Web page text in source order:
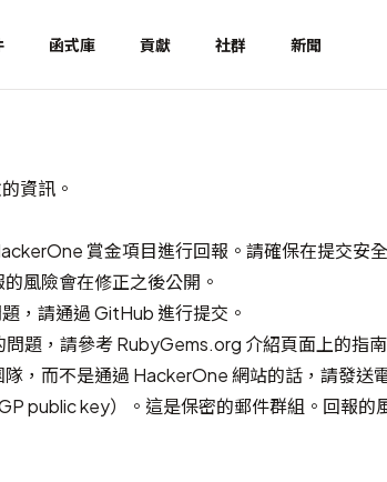
函式庫 貢獻 社群 新聞
資訊。
賞金項目進行回報。請確保在提交安
風險會在修正之後公開。
，請通過GitHub 進行提交。
問題，請參考RubyGems.org 介紹頁面 上的指
，而不是通過 HackerOne 網站的話，請發送
public key）。這是保密的郵件群組。回報的